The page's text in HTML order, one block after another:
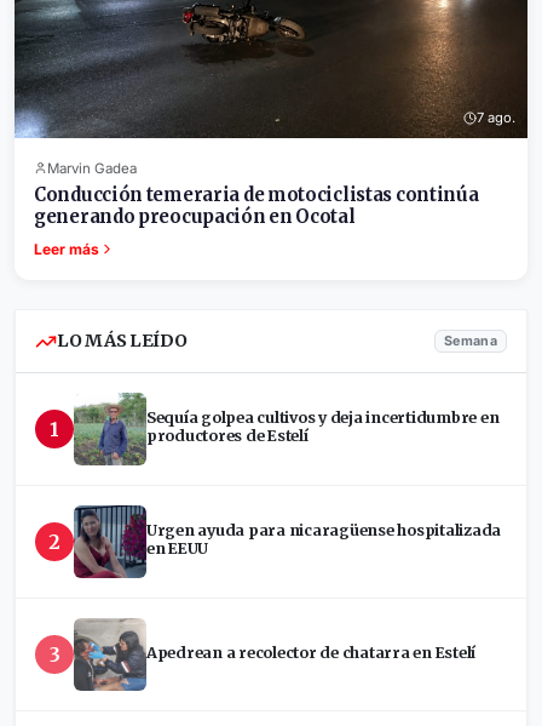
7 ago.
Marvin Gadea
Conducción temeraria de motociclistas continúa
generando preocupación en Ocotal
Leer más
LO MÁS LEÍDO Semana
1
Sequía golpea cultivos y deja incertidumbre en
productores de Estelí
2
Urgen ayuda para nicaragüense hospitalizada
en EEUU
3 Apedrean a recolector de chatarra en Estelí